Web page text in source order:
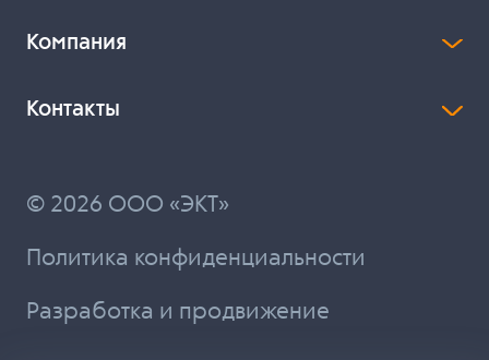
Компания
Контакты
© 2026 ООО «ЭКТ»
Политика конфиденциальности
Разработка и продвижение